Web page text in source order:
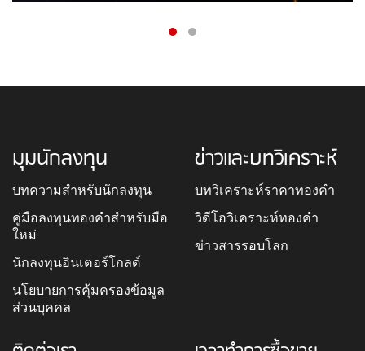
มุมนักลงทุน
บทความสำหรับนักลงทุน
คู่มือลงทุนทองคำสำหรับมือ
ใหม่
นักลงทุนอินเตอร์โกลด์
นโยบายการคุ้มครองข้อมูล
ส่วนบุคคล
ข่าวและบทวิเคราะห์
บทวิเคราะห์ราคาทองคำ
วิดีโอวิเคราะห์ทองคำ
ข่าวสารรอบโลก